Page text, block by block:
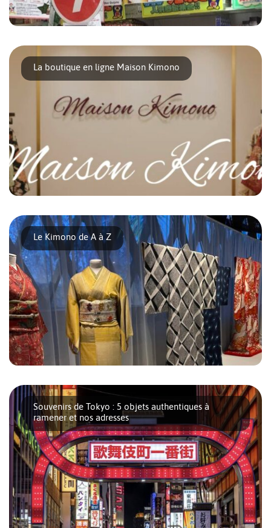
la taxe sur la consommation pour [...]
La boutique en ligne Maison Kimono
kimono japonais, spécialiste du [...]
Le Kimono de A à Z
porte ». Quand on habite à [...]
Souvenirs de Tokyo : 5 objets authentiques à
ramener et nos adresses